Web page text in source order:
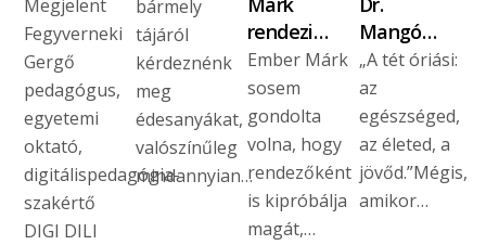
Megjelent
Fegyverneki
Gergő
pedagógus,
egyetemi
oktató,
digitálispedagógia-
szakértő
DIGI DILI
bármely
tájáról
kérdeznénk
meg
édesanyákat,
valószínűleg
mindannyian…
rendezi…
Ember Márk
sosem
gondolta
volna, hogy
rendezőként
is kipróbálja
magát,…
Mangó…
„A tét óriási:
az
egészséged,
az életed, a
jövőd.”Mégis,
amikor…